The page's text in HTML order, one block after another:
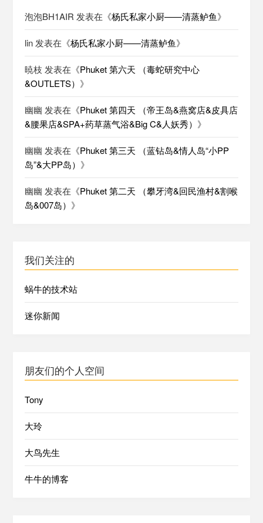
泡泡BH1AIR 发表在《杨氏私家小厨——清蒸鲈鱼》
lin发表在《杨氏私家小厨——清蒸鲈鱼》
暁枝 发表在《Phuket 第六天 （毒蛇研究中心
&OUTLETS） 》
幽幽 发表在《Phuket 第四天 （帝王岛&燕窝店&皮具店
&腰果店&SPA+药草蒸气浴&Big C&人妖秀） 》
幽幽 发表在《Phuket 第三天 （蓝钻岛&情人岛“小PP
岛”&大PP岛） 》
幽幽 发表在《Phuket 第二天 （攀牙湾&回民渔村&割喉
岛&007岛） 》
我们关注的
蜗牛的技术站
迷你新闻
朋友们的个人空间
Tony
大玲
大鸟先生
牛牛的博客